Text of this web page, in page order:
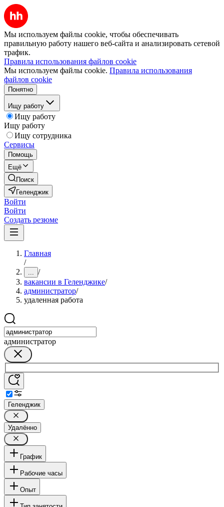
Мы используем файлы cookie, чтобы обеспечивать
правильную работу нашего веб-сайта и анализировать сетевой
трафик.
Правила использования файлов cookie
Мы используем файлы cookie. Правила использования
файлов cookie
Понятно
Ищу работу
Ищу работу
Ищу работу
Ищу сотрудника
Сервисы
Помощь
Ещё
Поиск
Геленджик
Войти
Войти
Создать резюме
Главная
/
... /
вакансии в Геленджике/
администратор/
удаленная работа
администратор
Геленджик
Удалённо
График
Рабочие часы
Опыт